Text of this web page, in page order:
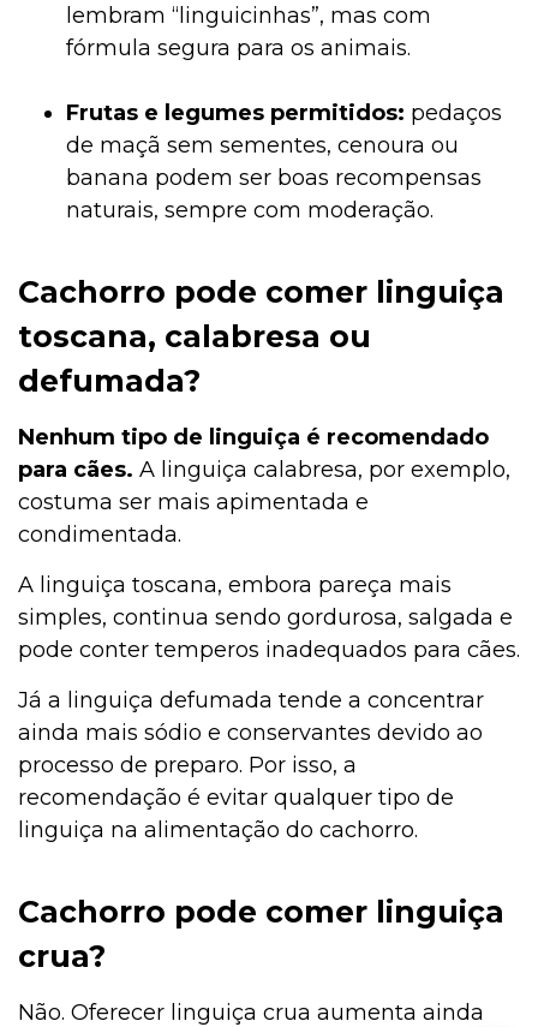
lembram “linguicinhas”, mas com
fórmula segura para os animais.
Frutas e legumes permitidos: pedaços
de maçã sem sementes, cenoura ou
banana podem ser boas recompensas
naturais, sempre com moderação.
Cachorro pode comer linguiça
toscana, calabresa ou
defumada?
Nenhum tipo de linguiça é recomendado
para cães. A linguiça calabresa, por exemplo,
costuma ser mais apimentada e
condimentada.
A linguiça toscana, embora pareça mais
simples, continua sendo gordurosa, salgada e
pode conter temperos inadequados para cães.
Já a linguiça defumada tende a concentrar
ainda mais sódio e conservantes devido ao
processo de preparo. Por isso, a
recomendação é evitar qualquer tipo de
linguiça na alimentação do cachorro.
Cachorro pode comer linguiça
crua?
Não. Oferecer linguiça crua aumenta ainda